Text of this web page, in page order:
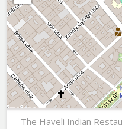
Szinyei Merse u. 1. ,
The Haveli Indian